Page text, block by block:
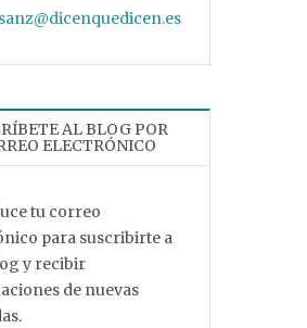
AL BLOG POR
ELECTRÓNICO
tu correo
para suscribirte a
y recibir
de nuevas